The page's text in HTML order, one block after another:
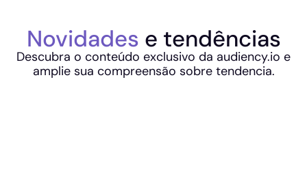
Novidades e tendências
Descubra o conteúdo exclusivo da audiency.io e
amplie sua compreensão sobre tendencia.